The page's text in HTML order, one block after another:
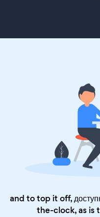
and to top it off,
the-clock, as is